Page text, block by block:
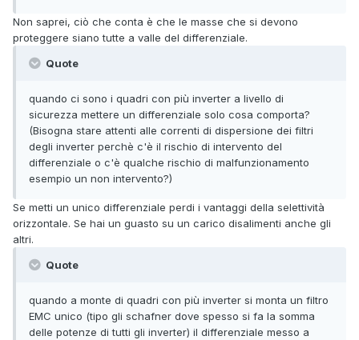
Non saprei, ciò che conta è che le masse che si devono
proteggere siano tutte a valle del differenziale.
Quote
quando ci sono i quadri con più inverter a livello di
sicurezza mettere un differenziale solo cosa comporta?
(Bisogna stare attenti alle correnti di dispersione dei filtri
degli inverter perchè c'è il rischio di intervento del
differenziale o c'è qualche rischio di malfunzionamento
esempio un non intervento?)
Se metti un unico differenziale perdi i vantaggi della selettività
orizzontale. Se hai un guasto su un carico disalimenti anche gli
altri.
Quote
quando a monte di quadri con più inverter si monta un filtro
EMC unico (tipo gli schafner dove spesso si fa la somma
delle potenze di tutti gli inverter) il differenziale messo a